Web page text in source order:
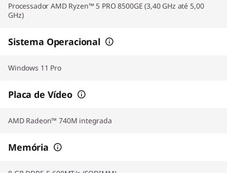
Processador AMD Ryzen™ 5 PRO 8500GE (3,40 GHz até 5,00
GHz)
Sistema Operacional
Windows 11 Pro
Placa de Vídeo
AMD Radeon™ 740M integrada
Memória